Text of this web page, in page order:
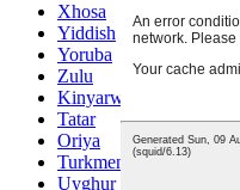
Xhosa
Yiddish
Yoruba
Zulu
Kinyarwanda
Tatar
Oriya
Turkmen
Uyghur